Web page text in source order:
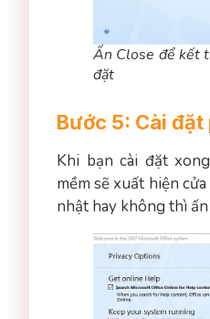
Ấn Close để kết
đặt
Bước 5: Cài đặt
Khi bạn cài đặt
mềm sẽ xuất hiện
nhật hay không thì